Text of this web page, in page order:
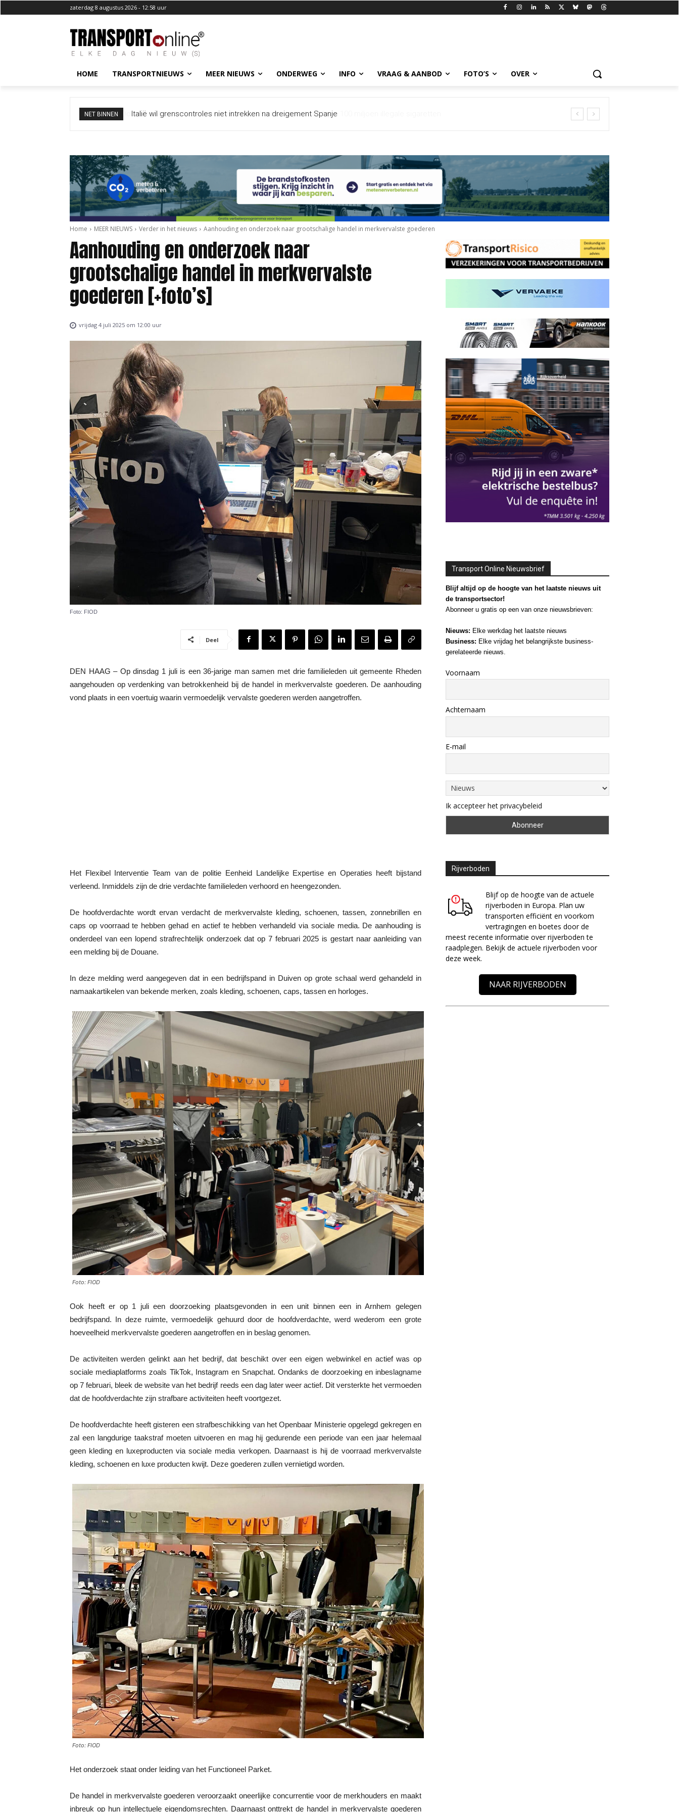
zaterdag 8 augustus 2026 - 12:58 uur
HOME TRANSPORTNIEUWS MEER NIEUWS ONDERWEG INFO VRAAG & AANBOD FOTO’S OVER
NET BINNEN Italië wil grenscontroles niet intrekken na dreigement Spanje
Home MEER NIEUWS Verder in het nieuws Aanhouding en onderzoek naar grootschalige handel in merkvervalste goederen
Aanhouding en onderzoek naar
grootschalige handel in merkvervalste
goederen [+foto’s]
vrijdag 4 juli 2025 om 12:00 uur
Foto: FIOD
Deel
DEN HAAG – Op dinsdag 1 juli is een 36-jarige man samen met drie familieleden uit gemeente Rheden
aangehouden op verdenking van betrokkenheid bij de handel in merkvervalste goederen. De aanhouding
vond plaats in een voertuig waarin vermoedelijk vervalste goederen werden aangetroffen.
Het Flexibel Interventie Team van de politie Eenheid Landelijke Expertise en Operaties heeft bijstand
verleend. Inmiddels zijn de drie verdachte familieleden verhoord en heengezonden.
De hoofdverdachte wordt ervan verdacht de merkvervalste kleding, schoenen, tassen, zonnebrillen en
caps op voorraad te hebben gehad en actief te hebben verhandeld via sociale media. De aanhouding is
onderdeel van een lopend strafrechtelijk onderzoek dat op 7 februari 2025 is gestart naar aanleiding van
een melding bij de Douane.
In deze melding werd aangegeven dat in een bedrijfspand in Duiven op grote schaal werd gehandeld in
namaakartikelen van bekende merken, zoals kleding, schoenen, caps, tassen en horloges.
Foto: FIOD
Ook heeft er op 1 juli een doorzoeking plaatsgevonden in een unit binnen een in Arnhem gelegen
bedrijfspand. In deze ruimte, vermoedelijk gehuurd door de hoofdverdachte, werd wederom een grote
hoeveelheid merkvervalste goederen aangetroffen en in beslag genomen.
De activiteiten werden gelinkt aan het bedrijf, dat beschikt over een eigen webwinkel en actief was op
sociale mediaplatforms zoals TikTok, Instagram en Snapchat. Ondanks de doorzoeking en inbeslagname
op 7 februari, bleek de website van het bedrijf reeds een dag later weer actief. Dit versterkte het vermoeden
dat de hoofdverdachte zijn strafbare activiteiten heeft voortgezet.
De hoofdverdachte heeft gisteren een strafbeschikking van het Openbaar Ministerie opgelegd gekregen en
zal een langdurige taakstraf moeten uitvoeren en mag hij gedurende een periode van een jaar helemaal
geen kleding en luxeproducten via sociale media verkopen. Daarnaast is hij de voorraad merkvervalste
kleding, schoenen en luxe producten kwijt. Deze goederen zullen vernietigd worden.
Foto: FIOD
Het onderzoek staat onder leiding van het Functioneel Parket.
De handel in merkvervalste goederen veroorzaakt oneerlijke concurrentie voor de merkhouders en maakt
inbreuk op hun intellectuele eigendomsrechten. Daarnaast onttrekt de handel in merkvervalste goederen
Transport Online Nieuwsbrief
Blijf altijd op de hoogte van het laatste nieuws uit
de transportsector!
Abonneer u gratis op een van onze nieuwsbrieven:
Nieuws: Elke werkdag het laatste nieuws
Business: Elke vrijdag het belangrijkste business-
gerelateerde nieuws.
Voornaam
Achternaam
E-mail
Ik accepteer het privacybeleid
Rijverboden
Blijf op de hoogte van de actuele
rijverboden in Europa. Plan uw
transporten efficiënt en voorkom
vertragingen en boetes door de
meest recente informatie over rijverboden te
raadplegen. Bekijk de actuele rijverboden voor
deze week.
NAAR RIJVERBODEN